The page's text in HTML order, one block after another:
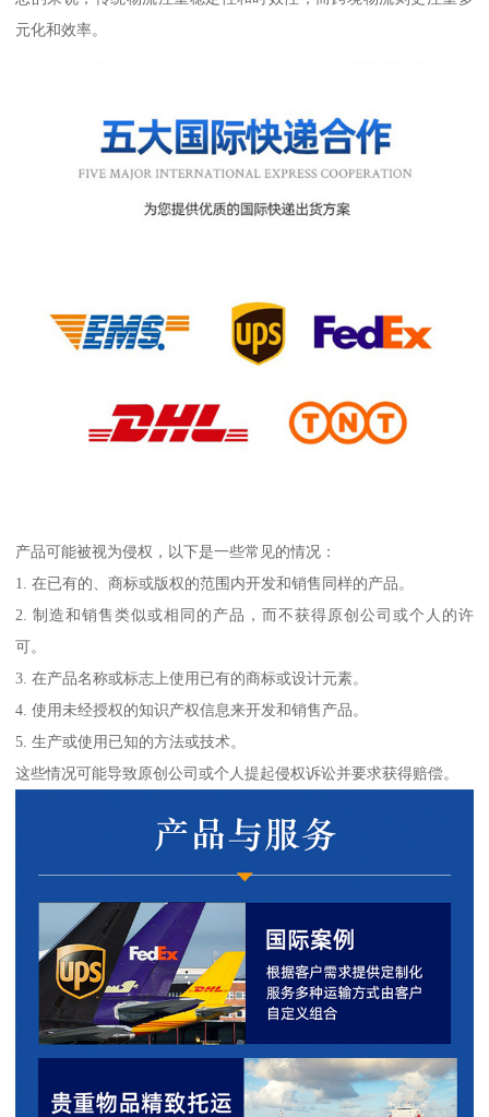
元化和效率。
产品可能被视为侵权，以下是一些常见的情况：
1. 在已有的、商标或版权的范围内开发和销售同样的产品。
2. 制造和销售类似或相同的产品，而不获得原创公司或个人的许
可。
3. 在产品名称或标志上使用已有的商标或设计元素。
4. 使用未经授权的知识产权信息来开发和销售产品。
5. 生产或使用已知的方法或技术。
这些情况可能导致原创公司或个人提起侵权诉讼并要求获得赔偿。